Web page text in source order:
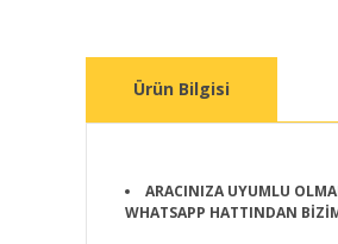
Ürün Bilgisi
ARACINIZA UYUMLU
WHATSAPP HATTINDAN